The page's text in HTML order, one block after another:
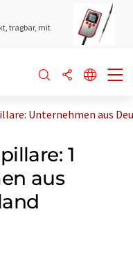
tragbar, mit
Unternehmen aus
1
aus